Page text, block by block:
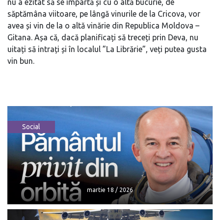
nu a ezitat să se împartă și cu o altă bucurie, de
săptămâna viitoare, pe lângă vinurile de la Cricova, vor
avea și vin de la o altă vinărie din Republica Moldova –
Gitana. Așa că, dacă planificați să treceți prin Deva, nu
uitați să intrați și în localul ”La Librărie”, veți putea gusta
vin bun.
Social
martie 18 / 2026